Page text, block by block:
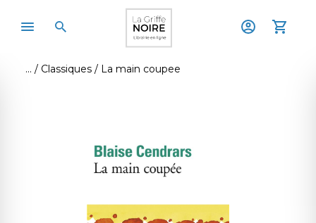
Classiques La main coupee